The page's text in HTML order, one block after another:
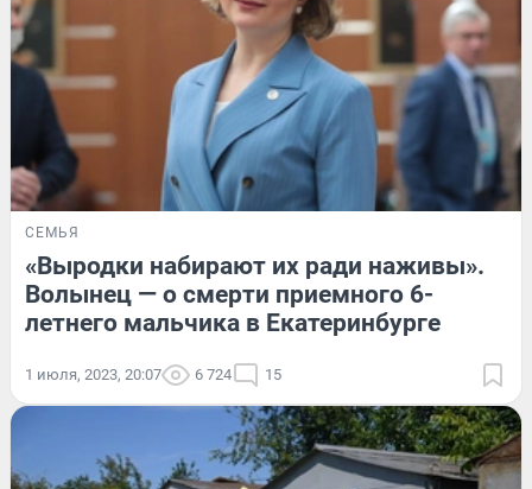
СЕМЬЯ
«Выродки набирают их ради наживы».
Волынец — о смерти приемного 6-
летнего мальчика в Екатеринбурге
1 июля, 2023, 20:07 6 724 15